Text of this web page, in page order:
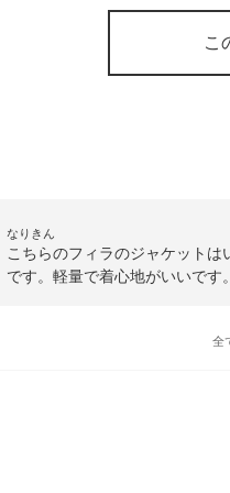
こ
なりきん
こちらのフィラのジャケット
です。軽量で着心地がいいで
全